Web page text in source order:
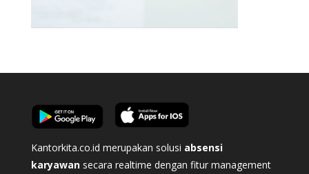
Kantorkita.co.id merupakan solusi absensi
karyawan secara realtime dengan fitur management